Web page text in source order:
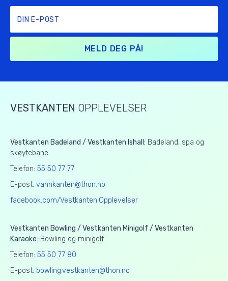
MELD DEG PÅ!
VESTKANTEN OPPLEVELSER
Vestkanten Badeland / Vestkanten Ishall: Badeland, spa og
skøytebane
Telefon: 55 50 77 77
E-post: vannkanten@thon.no
facebook.com/Vestkanten.Opplevelser
Vestkanten Bowling / Vestkanten Minigolf / Vestkanten
Karaoke: Bowling og minigolf
Telefon: 55 50 77 80
E-post: bowling.vestkanten@thon.no